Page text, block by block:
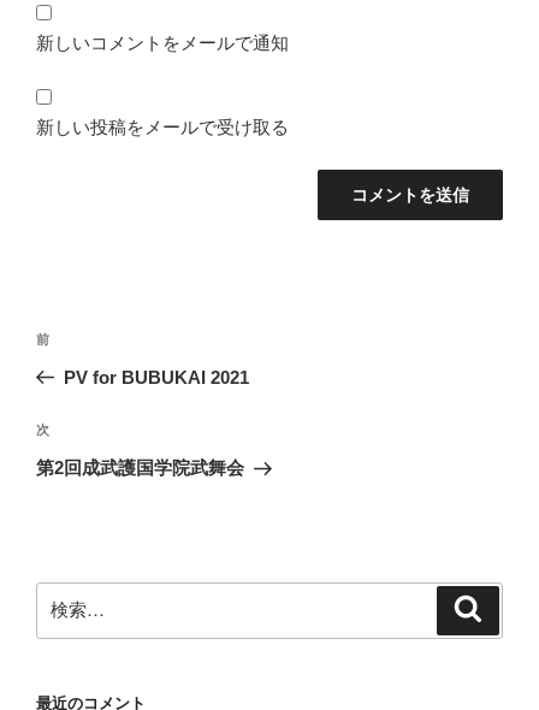
新しいコメントをメールで通知
新しい投稿をメールで受け取る
投
ナ
ビ
ゲ
ン
前
の
稿
前
PV for BUBUKAI 2021
次
の
次
第2回成武護国学院武舞会
索:
最近のコメント